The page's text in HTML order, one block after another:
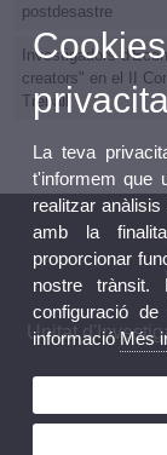
postdesastre
Investigadors
creators" en el II
Treball
Unitat
La teva
t'informem que
realitzar
amb la
proporcionar
nostre
configuració
informacióMés